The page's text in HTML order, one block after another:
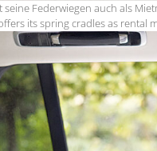
Federwiegen auch als
its spring cradles as rental